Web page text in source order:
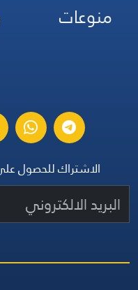
منوعات
الاشتراك للحصول